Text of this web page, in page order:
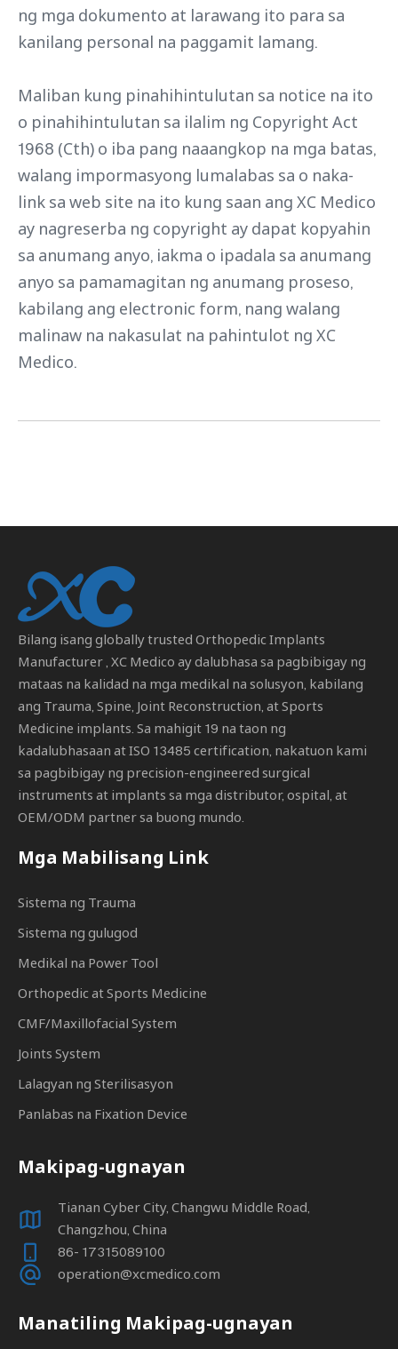
ng mga dokumento at larawang ito para sa
kanilang personal na paggamit lamang.
Maliban kung pinahihintulutan sa notice na ito
o pinahihintulutan sa ilalim ng Copyright Act
1968 (Cth) o iba pang naaangkop na mga batas,
walang impormasyong lumalabas sa o naka-
link sa web site na ito kung saan ang XC Medico
ay nagreserba ng copyright ay dapat kopyahin
sa anumang anyo, iakma o ipadala sa anumang
anyo sa pamamagitan ng anumang proseso,
kabilang ang electronic form, nang walang
malinaw na nakasulat na pahintulot ng XC
Medico.
Bilang isang globally trusted Orthopedic Implants
Manufacturer, XC Medico ay dalubhasa sa pagbibigay ng
mataas na kalidad na mga medikal na solusyon, kabilang
ang Trauma, Spine, Joint Reconstruction, at Sports
Medicine implants. Sa mahigit 19 na taon ng
kadalubhasaan at ISO 13485 certification, nakatuon kami
sa pagbibigay ng precision-engineered surgical
instruments at implants sa mga distributor, ospital, at
OEM/ODM partner sa buong mundo.
Mga Mabilisang Link
Sistema ng Trauma
Sistema ng gulugod
Medikal na Power Tool
Orthopedic at Sports Medicine
CMF/Maxillofacial System
Joints System
Lalagyan ng Sterilisasyon
Panlabas na Fixation Device
Makipag-ugnayan
Tianan Cyber ​​City, Changwu Middle Road,
Changzhou, China
86- 17315089100
operation@xcmedico.com
Manatiling Makipag-ugnayan